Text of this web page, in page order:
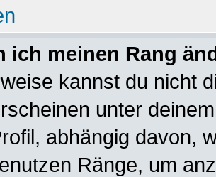
ich meinen Rang
kannst du nicht
unter
abhängig davon,
Ränge, um